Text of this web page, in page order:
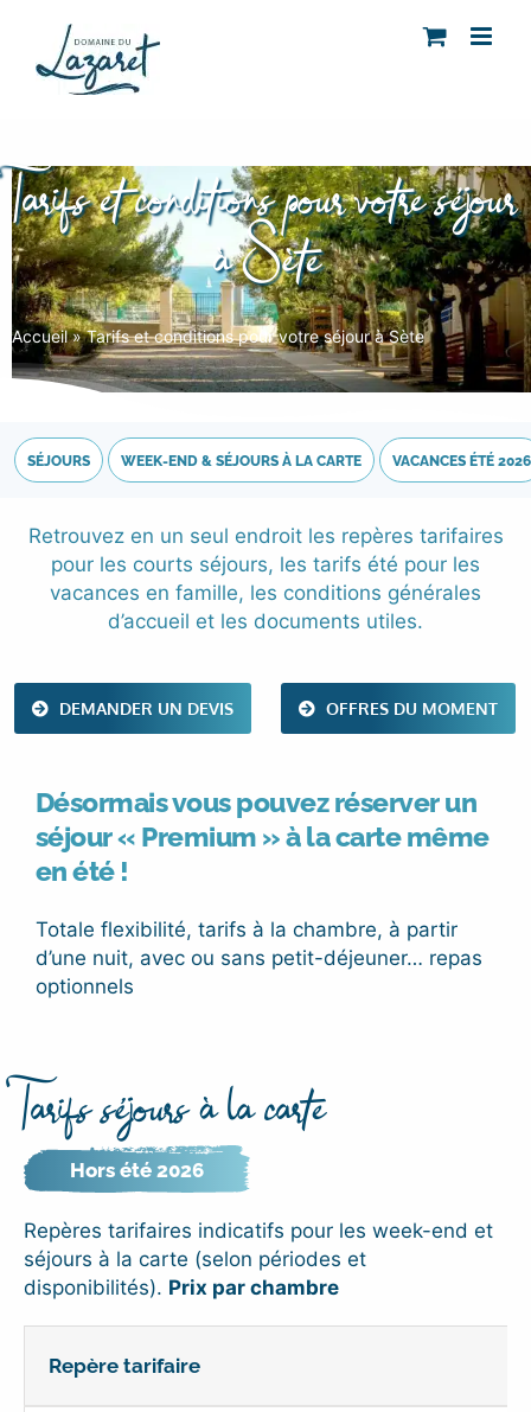
contenu
Tarifs et conditions pour votre séjour
à Sète
Accueil»Tarifs et conditions pour votre séjour à Sète
SÉJOURS WEEK-END & SÉJOURS À LA CARTE VACANCES ÉTÉ 2026
Retrouvez en un seul endroit les repères tarifaires
pour les courts séjours, les tarifs été pour les
vacances en famille, les conditions générales
d’accueil et les documents utiles.
DEMANDER UN DEVIS OFFRES DU MOMENT
Désormais vous pouvez réserver un
séjour « Premium » à la carte même
en été !
Totale flexibilité, tarifs à la chambre, à partir
d’une nuit, avec ou sans petit-déjeuner… repas
optionnels
Tarifs séjours à la carte
Hors été 2026
Repères tarifaires indicatifs pour les week-end et
séjours à la carte (selon périodes et
disponibilités). Prix par chambre
Repère tarifaire